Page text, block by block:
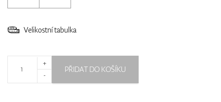
Velikostní tabulka
+
-
PŘIDAT DO KOŠÍKU